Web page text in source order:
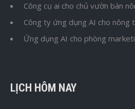
Công cụ ai cho chủ vườn bán
Công ty ứng dụng AI cho nông
Ứng dụng AI cho phòng
LỊCH HÔM NAY